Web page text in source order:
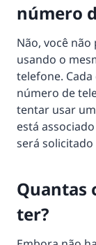
número
Não, você
usando o
telefone.
número de
tentar usar
está
será
Quantas
ter?